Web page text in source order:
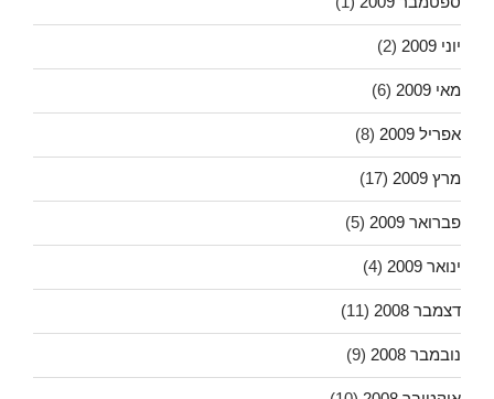
יוני 2009 (2)
מאי 2009 (6)
אפריל 2009 (8)
מרץ 2009 (17)
פברואר 2009 (5)
ינואר 2009 (4)
דצמבר 2008 (11)
נובמבר 2008 (9)